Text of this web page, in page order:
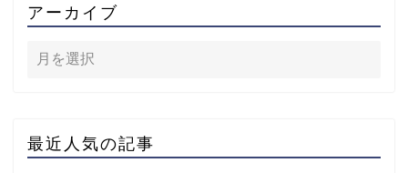
アーカイブ
最近人気の記事